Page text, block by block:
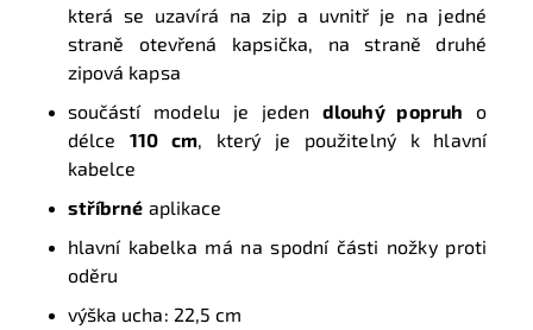
která se uzavírá na zip a uvnitř je na jedné
straně otevřená kapsička, na straně druhé
zipová kapsa
součástí modelu je jedendlouhý popruh o
délce 110 cm, který je použitelný k hlavní
kabelce
stříbrné aplikace
hlavní kabelka má na spodní části nožky proti
oděru
výška ucha: 22,5 cm